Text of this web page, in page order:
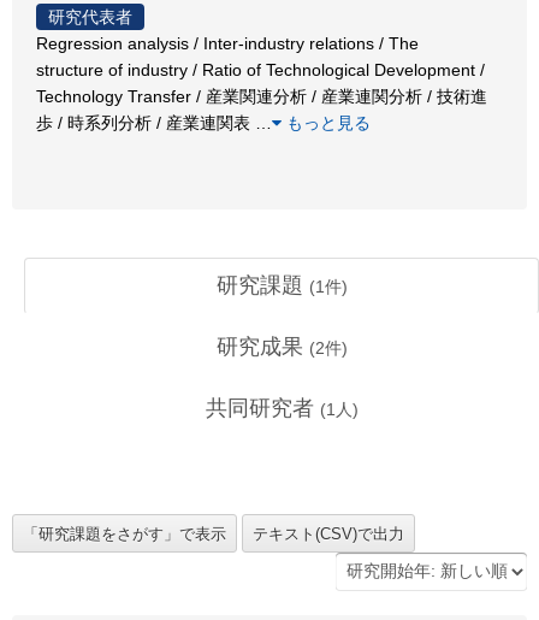
研究代表者
Regression analysis / Inter-industry relations / The
structure of industry / Ratio of Technological Development /
Technology Transfer / 産業関連分析 / 産業連関分析 / 技術進
歩 / 時系列分析 / 産業連関表
もっと見る
研究課題 (1件)
研究成果 (2件)
共同研究者 (1 人)